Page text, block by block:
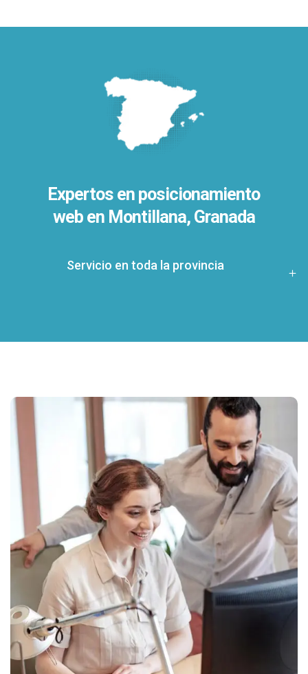
Expertos en posicionamiento
web en Montillana, Granada
Servicio en toda la provincia